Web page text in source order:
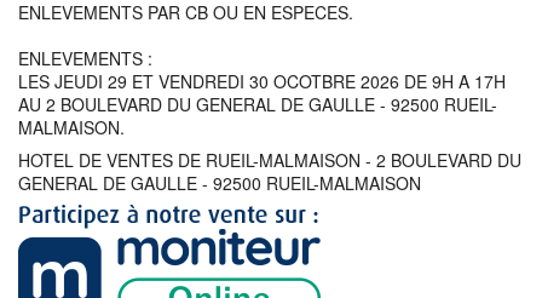
ENLEVEMENTS PAR CB OU EN ESPECES.
ENLEVEMENTS :
LES JEUDI 29 ET VENDREDI 30 OCOTBRE 2026 DE 9H A 17H
AU 2 BOULEVARD DU GENERAL DE GAULLE - 92500 RUEIL-
MALMAISON.
HOTEL DE VENTES DE RUEIL-MALMAISON - 2 BOULEVARD DU
GENERAL DE GAULLE - 92500 RUEIL-MALMAISON